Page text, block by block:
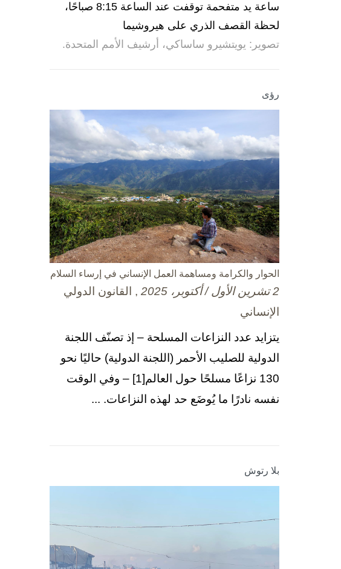
ساعة يد متفحمة توقفت عند الساعة 8:15 صباحًا،
لحظة القصف الذري على هيروشيما
تصوير: يويتشيرو ساساكي، أرشيف الأمم المتحدة.
رؤى
الحوار والكرامة ومساهمة العمل الإنساني في إرساء السلام
2 تشرين الأول / أكتوبر، 2025
, القانون الدولي
الإنساني
يتزايد عدد النزاعات المسلحة – إذ تصنّف اللجنة
الدولية للصليب الأحمر (اللجنة الدولية) حاليًا نحو
130 نزاعًا مسلحًا حول العالم[1] – وفي الوقت
نفسه نادرًا ما يُوضَع حد لهذه النزاعات. ...
بلا رتوش